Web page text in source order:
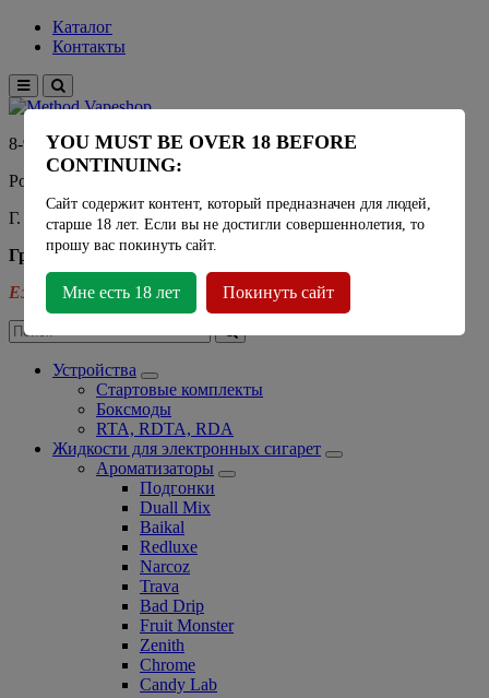
Каталог
Контакты
8-915-450-21-92
Розничный магазин Method Vapeshop
Г. Москва, улица Южнобутовская 36
График работы
Ежедневно - 11:00 - 21:00
Устройства
Стартовые комплекты
Боксмоды
RTA, RDTA, RDA
Жидкости для электронных сигарет
Ароматизаторы
Подгонки
Duall Mix
Baikal
Redluxe
Narcoz
Trava
Bad Drip
Fruit Monster
Zenith
Chrome
Candy Lab
YOU MUST BE OVER 18 BEFORE
CONTINUING:
Сайт содержит контент, который предназначен для людей,
старше 18 лет. Если вы не достигли совершеннолетия, то
прошу вас покинуть сайт.
Мне есть 18 лет Покинуть сайт